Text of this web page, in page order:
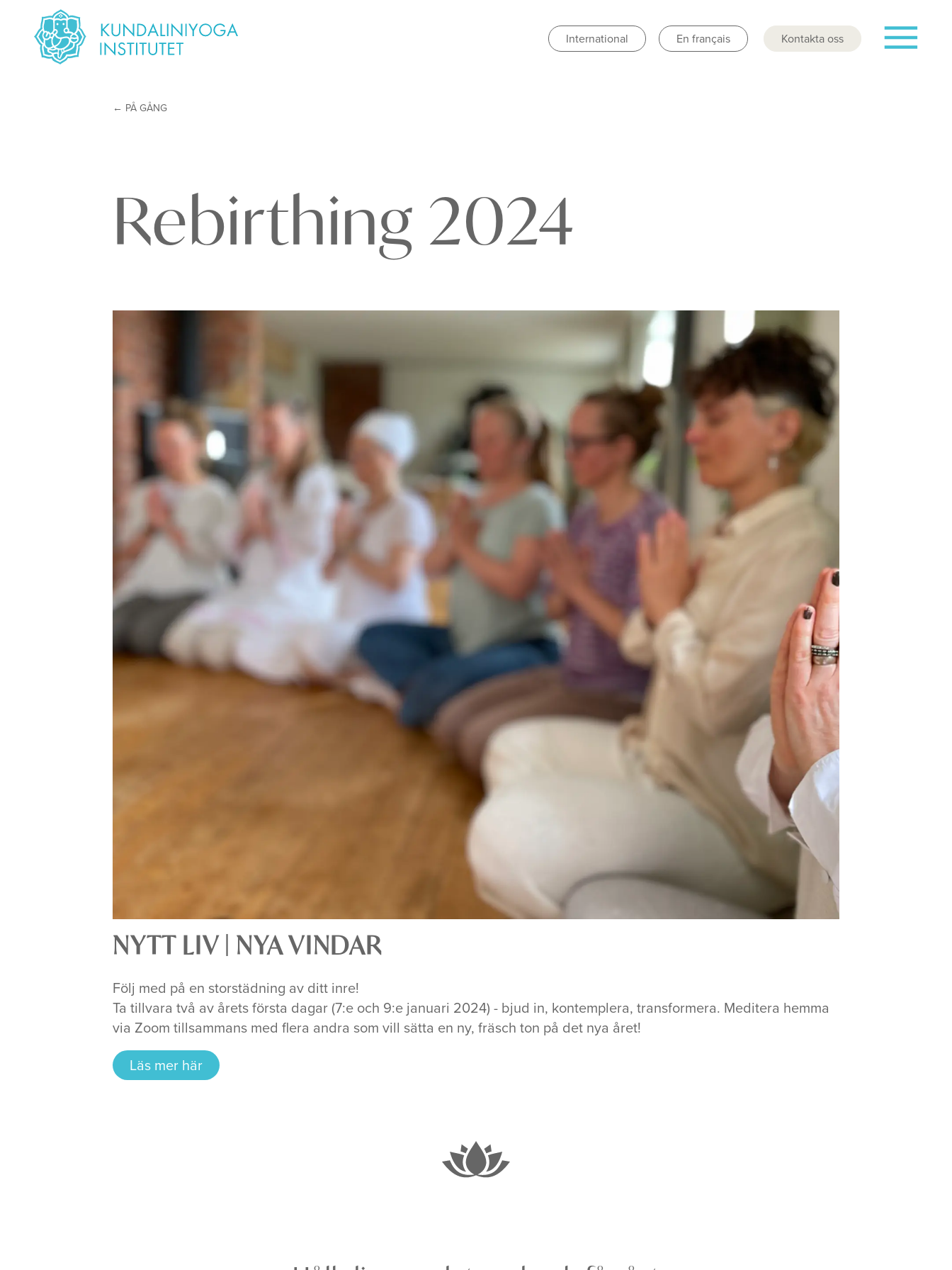
International En français Kontakta oss
PÅ GÅNG
Rebirthing 2024
NYTT LIV | NYA VINDAR
Följ med på en storstädning av ditt inre!
Ta tillvara två av årets första dagar (7:e och 9:e januari 2024) - bjud in, kontemplera, transformera. Meditera hemma
via Zoom tillsammans med flera andra som vill sätta en ny, fräsch ton på det nya året!
Läs mer här